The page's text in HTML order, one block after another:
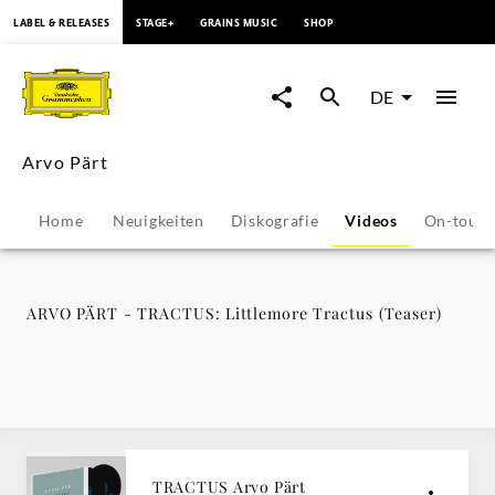
PÄRT
TRACTUS:
Littlemore
Tractus
Arvo
LABEL & RELEASES STAGE+ GRAINS MUSIC SHOP
DE
Arvo Pärt
Home Neuigkeiten Diskografie Videos On-tour
ARVO PÄRT - TRACTUS: Littlemore Tractus (Teaser)
TRACTUS Arvo Pärt